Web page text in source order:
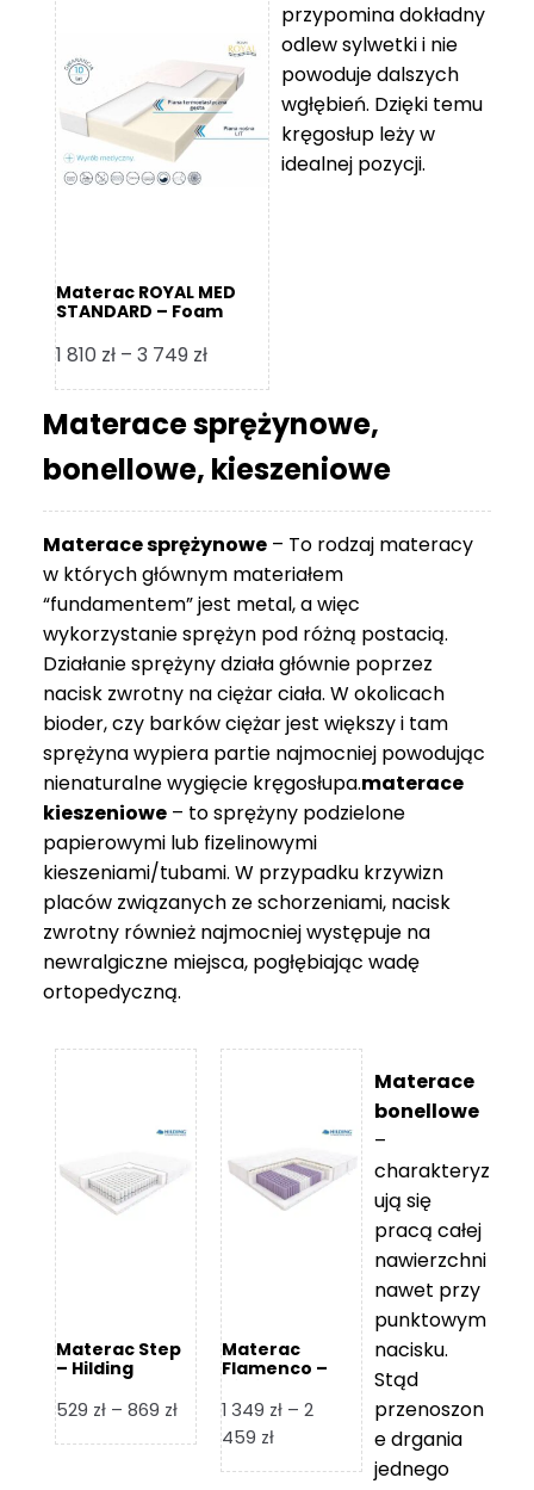
119 zł
do
11
670 zł
Materac ROYAL MED
STANDARD – Foam
1 810 zł – 3 749 złZakres
cen:
od
1
810 zł
749 zł
przypomina dokładny
odlew sylwetki i nie
powoduje dalszych
wgłębień. Dzięki temu
kręgosłup leży w
idealnej pozycji.
Materace sprężynowe,
bonellowe, kieszeniowe
Materace sprężynowe – To rodzaj materacy
w których głównym materiałem
“fundamentem” jest metal, a więc
wykorzystanie sprężyn pod różną postacią.
Działanie sprężyny działa głównie poprzez
nacisk zwrotny na ciężar ciała. W okolicach
bioder, czy barków ciężar jest większy i tam
sprężyna wypiera partie najmocniej powodując
nienaturalne wygięcie kręgosłupa.materace
kieszeniowe – to sprężyny podzielone
papierowymi lub fizelinowymi
kieszeniami/tubami. W przypadku krzywizn
placów związanych ze schorzeniami, nacisk
zwrotny również najmocniej występuje na
newralgiczne miejsca, pogłębiając wadę
ortopedyczną.
Materac Step
– Hilding
529 zł – 869 złZakres
cen:
Materac
Flamenco –
1 349 zł – 2
459 złZakres
Materace
bonellowe
–
charakteryz
ują się
pracą całej
nawierzchni
nawet przy
punktowym
nacisku.
Stąd
przenoszon
e drgania
jednego